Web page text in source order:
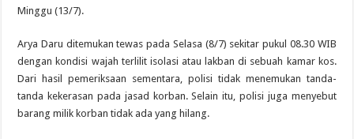
Minggu (13/7).
Arya Daru ditemukan tewas pada Selasa (8/7) sekitar pukul 08.30 WIB
dengan kondisi wajah terlilit isolasi atau lakban di sebuah kamar kos.
Dari hasil pemeriksaan sementara, polisi tidak menemukan tanda-
tanda kekerasan pada jasad korban. Selain itu, polisi juga menyebut
barang milik korban tidak ada yang hilang.